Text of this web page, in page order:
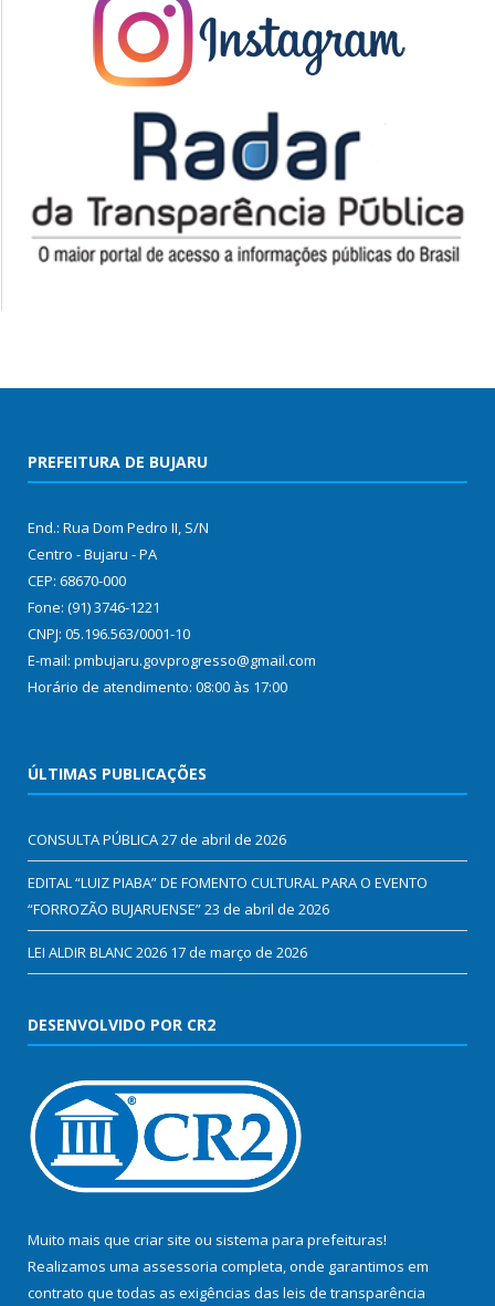
PREFEITURA DE BUJARU
End.: Rua Dom Pedro II, S/N
Centro - Bujaru - PA
CEP: 68670-000
Fone: (91) 3746-1221
CNPJ: 05.196.563/0001-10
E-mail: pmbujaru.govprogresso@gmail.com
Horário de atendimento: 08:00 às 17:00
ÚLTIMAS PUBLICAÇÕES
CONSULTA PÚBLICA27 de abril de 2026
EDITAL “LUIZ PIABA” DE FOMENTO CULTURAL PARA O EVENTO
“FORROZÃO BUJARUENSE”23 de abril de 2026
LEI ALDIR BLANC 2026 17 de março de 2026
DESENVOLVIDO POR CR2
Muito mais que criar site ou sistema para prefeituras!
Realizamos uma assessoria completa, onde garantimos em
contrato que todas as exigências das leis de transparência